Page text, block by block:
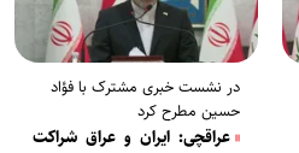
در نشست خبری مشترک با فؤاد
حسین مطرح کرد
عراقچی: ایران و عراق شراکت